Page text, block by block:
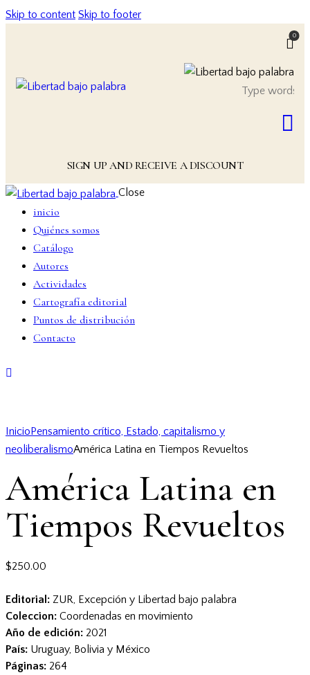
Skip to content Skip to footer
0
SIGN UP AND RECEIVE A DISCOUNT
Close
inicio
Quiénes somos
Catálogo
Autores
Actividades
Cartografía editorial
Puntos de distribución
Contacto
InicioPensamiento crítico, Estado, capitalismo y
neoliberalismoAmérica Latina en Tiempos Revueltos
América Latina en
Tiempos Revueltos
$250.00
Editorial: ZUR, Excepción y Libertad bajo palabra
Coleccion: Coordenadas en movimiento
Año de edición: 2021
País: Uruguay, Bolivia y México
Páginas: 264